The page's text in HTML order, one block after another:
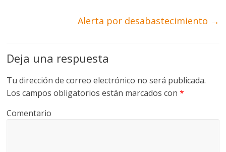
Alerta por desabastecimiento →
Deja una respuesta
Tu dirección de correo electrónico no será publicada.
Los campos obligatorios están marcados con*
Comentario